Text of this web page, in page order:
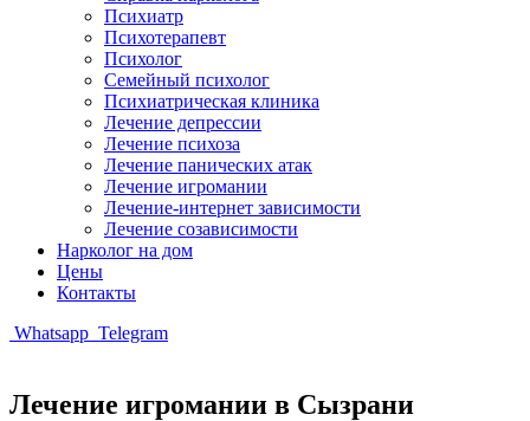
Психиатр
Психотерапевт
Психолог
Семейный психолог
Психиатрическая клиника
Лечение депрессии
Лечение психоза
Лечение панических атак
Лечение игромании
Лечение-интернет зависимости
Лечение созависимости
Нарколог на дом
Цены
Контакты
Whatsapp Telegram
Лечение игромании в Сызрани